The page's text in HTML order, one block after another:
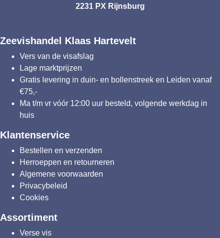
2231 PX Rijnsburg
Zeevishandel Klaas Hartevelt
Vers van de visafslag
Lage marktprijzen
Gratis levering in duin- en bollenstreek en Leiden vanaf
€75,-
Ma t/m vr vóór 12:00 uur besteld, volgende werkdag in
huis
Klantenservice
Bestellen en verzenden
Herroeppen en retourneren
Algemene voorwaarden
Privacybeleid
Cookies
Assortiment
Verse vis